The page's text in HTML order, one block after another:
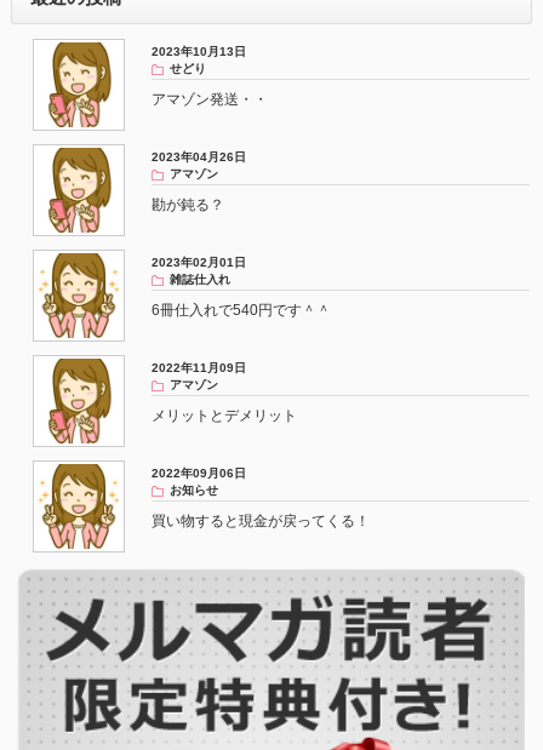
2023年10月13日
せどり
アマゾン発送・・
2023年04月26日
アマゾン
勘が鈍る？
2023年02月01日
雑誌仕入れ
6冊仕入れで540円です＾＾
2022年11月09日
アマゾン
メリットとデメリット
2022年09月06日
お知らせ
買い物すると現金が戻ってくる！